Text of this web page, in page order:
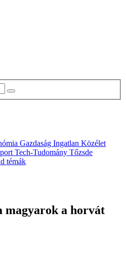
Gazdaság Ingatlan Közélet
Tech-Tudomány Tőzsde
témák
magyarok a horvát